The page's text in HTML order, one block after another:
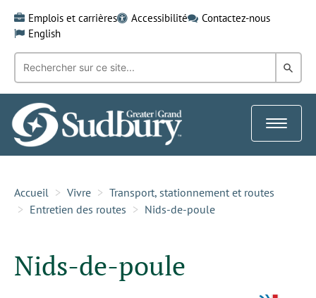
content
Emplois et carrières Accessibilité
Contactez-nous
English
Recherche
mot-
clé:
dans
Toggle
Accueil Vivre
Transport, stationnement et routes
Entretien des routes
Nids-de-poule
Nids-de-poule